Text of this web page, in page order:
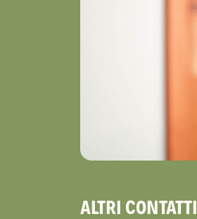
ALTRI CONTATTI